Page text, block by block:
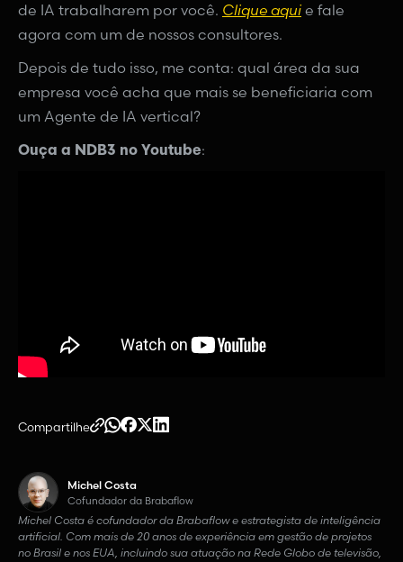
de IA trabalharem por você. Clique aqui e fale
agora com um de nossos consultores.
Depois de tudo isso, me conta: qual área da sua
empresa você acha que mais se beneficiaria com
um Agente de IA vertical?
Ouça a NDB3 no Youtube:
Compartilhe
Michel Costa
Cofundador da Brabaflow
Michel Costa é cofundador da Brabaflow e estrategista de inteligência
artificial. Com mais de 20 anos de experiência em gestão de projetos
no Brasil e nos EUA, incluindo sua atuação na Rede Globo de televisão,